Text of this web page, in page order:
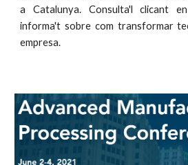
a Catalunya. Consulta'l clicant
informa't sobre com transformar
empresa.